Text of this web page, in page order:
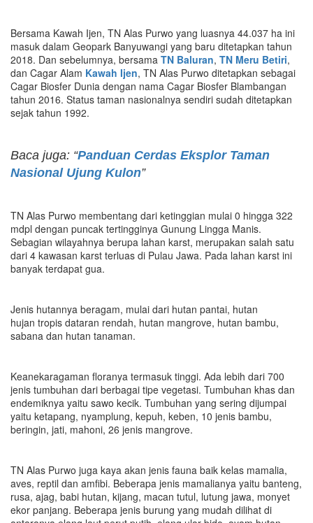
Bersama Kawah Ijen, TN Alas Purwo yang luasnya 44.037 ha ini
masuk dalam Geopark Banyuwangi yang baru ditetapkan tahun
2018. Dan sebelumnya, bersama TN Baluran, TN Meru Betiri,
dan Cagar Alam Kawah Ijen, TN Alas Purwo ditetapkan sebagai
Cagar Biosfer Dunia dengan nama Cagar Biosfer Blambangan
tahun 2016. Status taman nasionalnya sendiri sudah ditetapkan
sejak tahun 1992.
Baca juga: “Panduan Cerdas Eksplor Taman
Nasional Ujung Kulon”
TN Alas Purwo membentang dari ketinggian mulai 0 hingga 322
mdpl dengan puncak tertingginya Gunung Lingga Manis.
Sebagian wilayahnya berupa lahan karst, merupakan salah satu
dari 4 kawasan karst terluas di Pulau Jawa. Pada lahan karst ini
banyak terdapat gua.
Jenis hutannya beragam, mulai dari hutan pantai, hutan
hujan tropis dataran rendah, hutan mangrove, hutan bambu,
sabana dan hutan tanaman.
Keanekaragaman floranya termasuk tinggi. Ada lebih dari 700
jenis tumbuhan dari berbagai tipe vegetasi. Tumbuhan khas dan
endemiknya yaitu sawo kecik. Tumbuhan yang sering dijumpai
yaitu ketapang, nyamplung, kepuh, keben, 10 jenis bambu,
beringin, jati, mahoni, 26 jenis mangrove.
TN Alas Purwo juga kaya akan jenis fauna baik kelas mamalia,
aves, reptil dan amfibi. Beberapa jenis mamalianya yaitu banteng,
rusa, ajag, babi hutan, kijang, macan tutul, lutung jawa, monyet
ekor panjang. Beberapa jenis burung yang mudah dilihat di